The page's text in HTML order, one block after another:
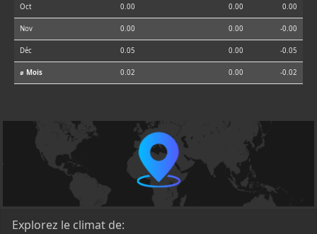
Oct 0.00 0.00 0.00
Nov 0.00 0.00 -0.00
Déc 0.05 0.00 -0.05
⌀ Mois 0.02 0.00 -0.02
Explorez le climat de: